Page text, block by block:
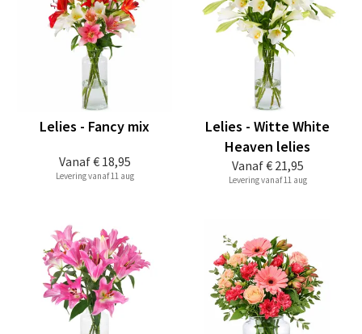
Vanaf€ 18,95
Lelies - Fancy mix
Levering vanaf 11 aug
Vanaf€ 21,95
Lelies - Witte White
Heaven lelies
Levering vanaf 11 aug